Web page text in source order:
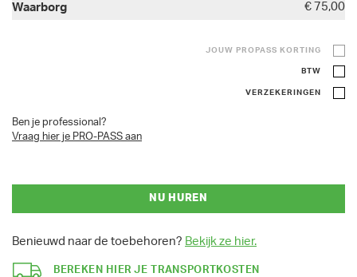
€ 75,00
JOUW PROPASS KORTING
BTW
VERZEKERINGEN
Ben je professional?
Vraag hier je PRO-PASS aan
NU HUREN
Benieuwd naar de toebehoren? Bekijk ze hier.
BEREKEN HIER JE TRANSPORTKOSTEN